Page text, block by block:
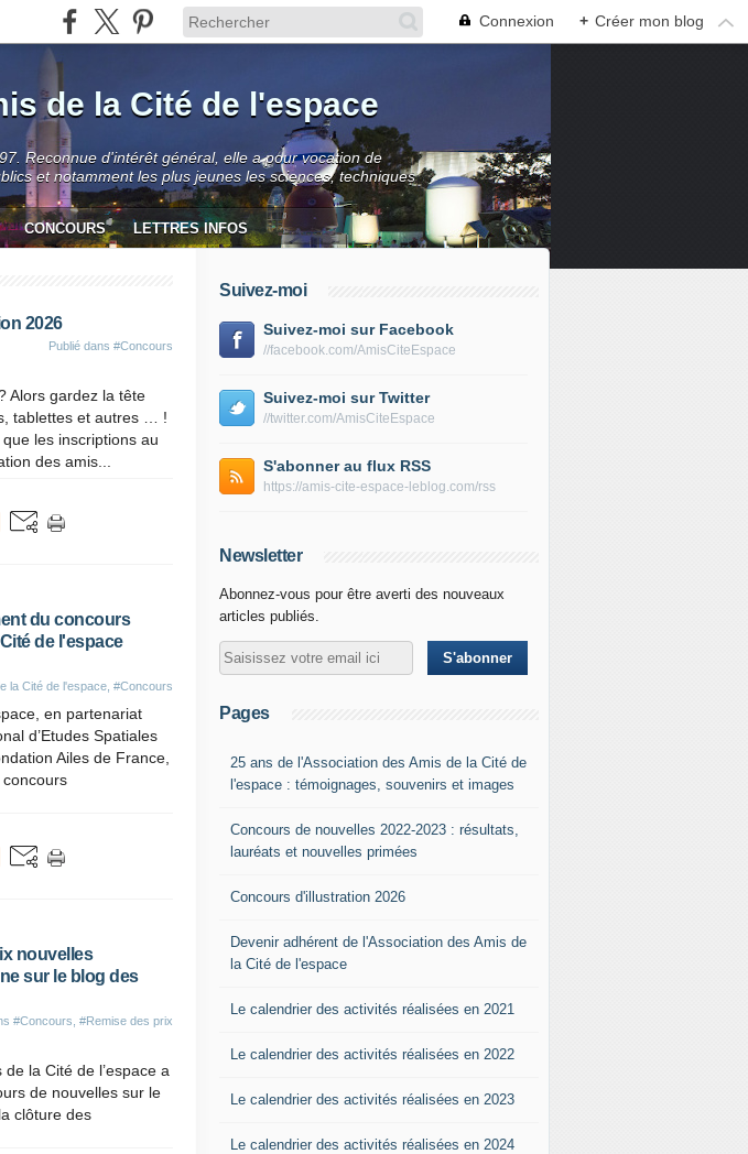
Connexion + Créer mon blog
de la Cité de l'espace
Reconnue d'intérêt général, elle a pour vocation de
et notamment les plus jeunes les sciences, techniques
CONCOURS LETTRES INFOS
2026
Publié dans #Concours
Alors gardez la tête
tablettes et autres … !
les inscriptions au
des amis...
du concours
de l'espace
la Cité de l'espace #Concours
en partenariat
d’Etudes Spatiales
Ailes de France,
nouvelles
sur le blog des
#Concours #Remise des prix
la Cité de l’espace a
de nouvelles sur le
clôture des
Suivez-moi
Suivez-moi sur Facebook
//facebook.com/AmisCiteEspace
Suivez-moi sur Twitter
//twitter.com/AmisCiteEspace
S'abonner au flux RSS
https://amis-cite-espace-leblog.com/rss
Newsletter
Abonnez-vous pour être averti des nouveaux
articles publiés.
Pages
25 ans de l'Association des Amis de la Cité de
l'espace : témoignages, souvenirs et images
Concours de nouvelles 2022-2023 : résultats,
lauréats et nouvelles primées
Concours d'illustration 2026
Devenir adhérent de l'Association des Amis de
la Cité de l'espace
Le calendrier des activités réalisées en 2021
Le calendrier des activités réalisées en 2022
Le calendrier des activités réalisées en 2023
Le calendrier des activités réalisées en 2024